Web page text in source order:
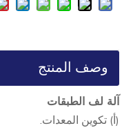
وصف المنتج
آلة لف الطبقات
(أ) تكوين المعدات.